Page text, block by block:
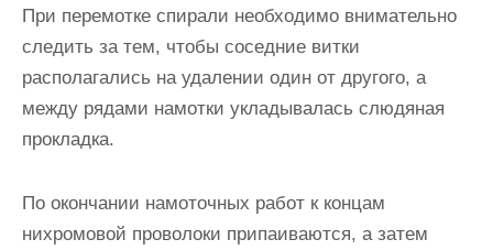
При перемотке спирали необходимо внимательно
следить за тем, чтобы соседние витки
располагались на удалении один от другого, а
между рядами намотки укладывалась слюдяная
прокладка.
По окончании намоточных работ к концам
нихромовой проволоки припаиваются, а затем